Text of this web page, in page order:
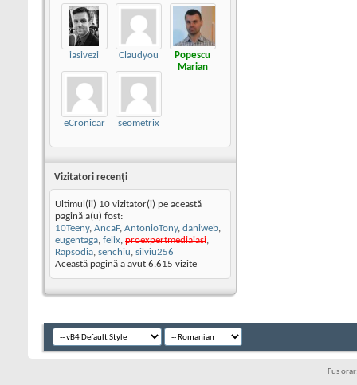
iasivezi Claudyou
Popescu
Marian
eCronicar seometrix
Vizitatori recenţi
Ultimul(ii) 10 vizitator(i) pe această
pagină a(u) fost:
10Teeny, AncaF, AntonioTony, daniweb,
eugentaga, felix, proexpertmediaiasi,
Rapsodia, senchiu, silviu256
Această pagină a avut 6.615 vizite
Fus